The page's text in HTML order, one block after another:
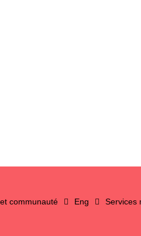
communauté Eng Services